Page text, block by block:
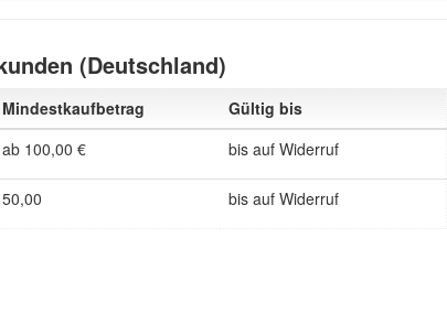
(Deutschland)
Mindestkaufbetrag Gültig bis
ab 100,00 € bis auf Widerruf
50,00 bis auf Widerruf